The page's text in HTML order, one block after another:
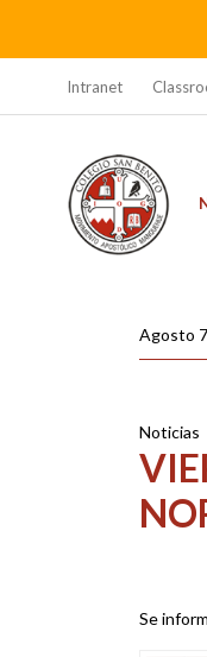
Intranet
Agosto
Noticias
Se